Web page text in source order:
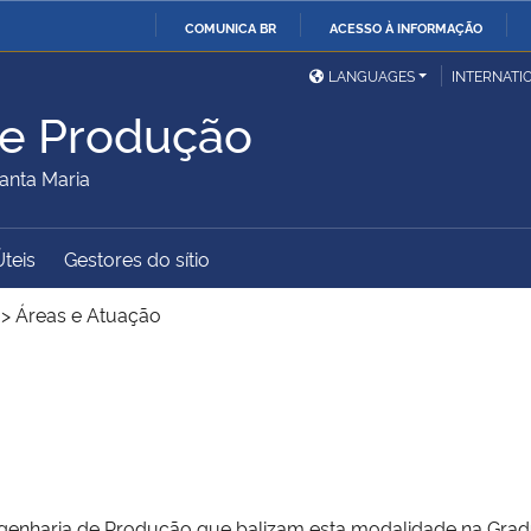
COMUNICA BR ACESSO À INFORMAÇÃO
Ministério da Defesa
Ministério das Relações
Exteriores
Ministério da Cidadania
Ministério do
Desenvolvimento Regional
LANGUAGES
Produção
Maria
Gestores do sítio
>Áreas e Atuação